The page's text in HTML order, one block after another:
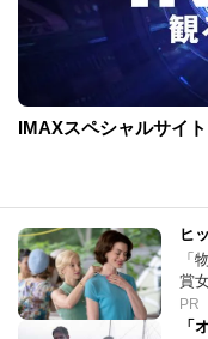
IMAXスペシャルサイ
ヒ
「
賞
PR
「